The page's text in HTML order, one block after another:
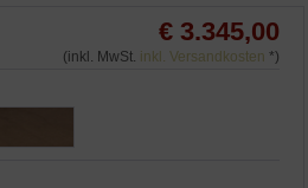
€ 3.345,00
(inkl. MwSt. inkl. Versandkosten *)